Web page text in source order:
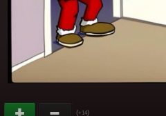
(+14)